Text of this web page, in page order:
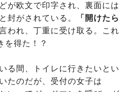
が欧文で印字され、裏面には
封がされている。
「開けたら
われ、丁重に受け取る。これ
を得た！？
る間、トイレに行きたいとい
たのだが、受付の女子は